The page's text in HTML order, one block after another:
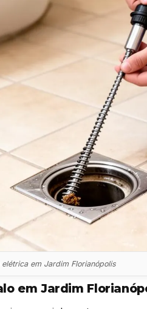
em Jardim Florianópolis
em Jardim